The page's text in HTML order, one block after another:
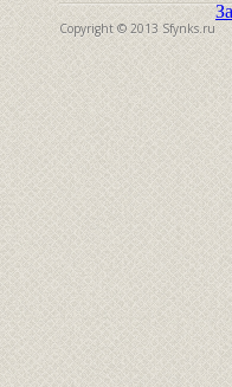
Copyright © 2013 Sfynks.ru